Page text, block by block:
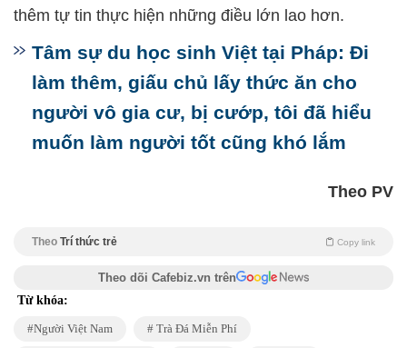
thêm tự tin thực hiện những điều lớn lao hơn.
Tâm sự du học sinh Việt tại Pháp: Đi
làm thêm, giấu chủ lấy thức ăn cho
người vô gia cư, bị cướp, tôi đã hiểu
muốn làm người tốt cũng khó lắm
Theo PV
Theo Trí thức trẻ Copy link
Theo dõi Cafebiz.vn trên
Từ khóa:
Người Việt Nam Trà Đá Miễn Phí